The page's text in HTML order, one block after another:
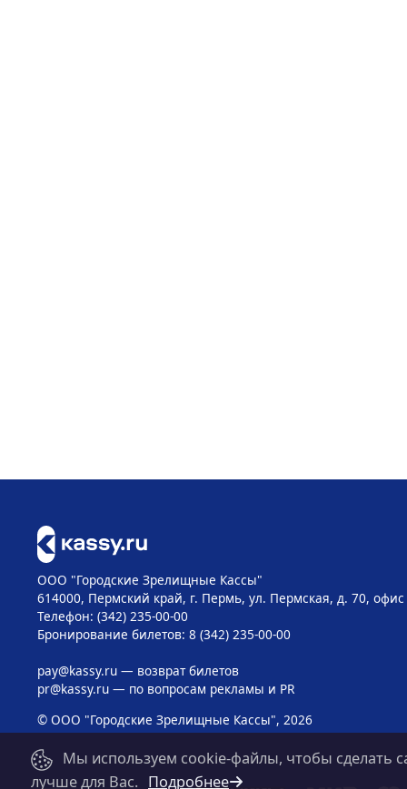
ООО "Городские Зрелищные Кассы"
614000, Пермский край, г. Пермь, ул. Пермская, д. 70, офис
Телефон: (342) 235-00-00
Бронирование билетов: 8 (342) 235-00-00
pay@kassy.ru— возврат билетов
pr@kassy.ru— по вопросам рекламы и PR
© ООО "Городские Зрелищные Кассы", 2026
Мы используем cookie-файлы, чтобы сделать
лучше для Вас. Подробнее